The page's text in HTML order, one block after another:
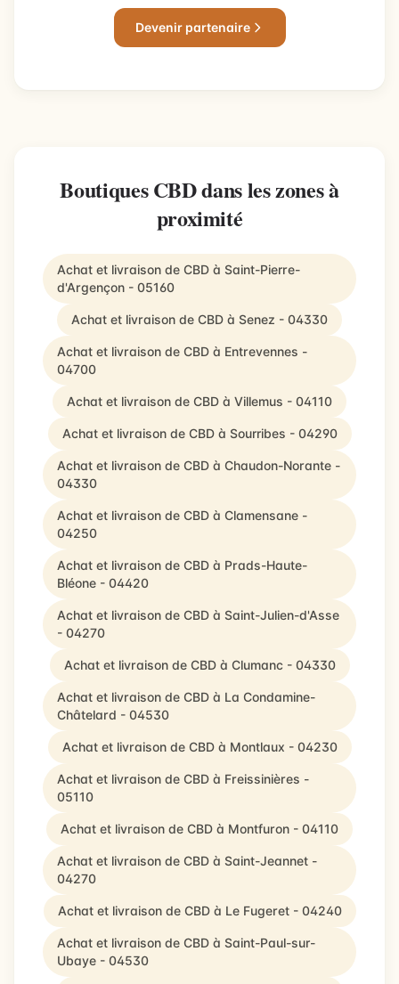
Devenir partenaire
Boutiques CBD dans les zones à
proximité
Achat et livraison de CBD à Saint-Pierre-
d'Argençon - 05160
Achat et livraison de CBD à Senez - 04330
Achat et livraison de CBD à Entrevennes -
04700
Achat et livraison de CBD à Villemus - 04110
Achat et livraison de CBD à Sourribes - 04290
Achat et livraison de CBD à Chaudon-Norante -
04330
Achat et livraison de CBD à Clamensane -
04250
Achat et livraison de CBD à Prads-Haute-
Bléone - 04420
Achat et livraison de CBD à Saint-Julien-d'Asse
- 04270
Achat et livraison de CBD à Clumanc - 04330
Achat et livraison de CBD à La Condamine-
Châtelard - 04530
Achat et livraison de CBD à Montlaux - 04230
Achat et livraison de CBD à Freissinières -
05110
Achat et livraison de CBD à Montfuron - 04110
Achat et livraison de CBD à Saint-Jeannet -
04270
Achat et livraison de CBD à Le Fugeret - 04240
Achat et livraison de CBD à Saint-Paul-sur-
Ubaye - 04530